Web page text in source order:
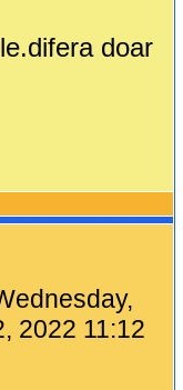
doar
2022 11:12